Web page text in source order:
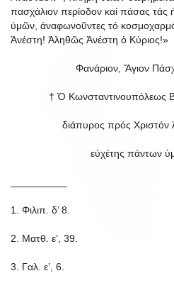
πασχάλιον περίοδον καί πάσας τάς
ὑμῶν, ἀναφωνοῦντες τό
Ἀνέστη! Ἀληθῶς Ἀνέστη ὁ Κύριος!»
Φανάριον, Ἅγιον
† Ὁ Κωνσταντινουπόλεως
διάπυρος πρός Χριστόν
εὐχέτης πάντων
1. Φιλιπ. δ’ 8.
2. Ματθ. ε’, 39.
3. Γαλ. ε’, 6.